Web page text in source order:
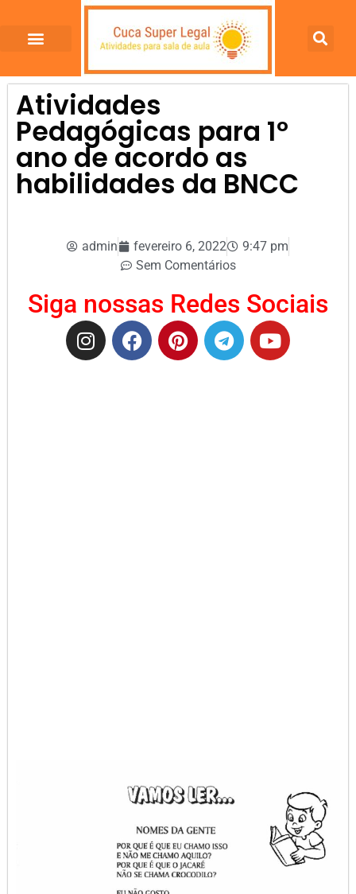
Atividades
Pedagógicas para 1º
ano de acordo as
habilidades da BNCC
admin fevereiro 6, 2022
9:47 pm
Sem Comentários
Siga nossas Redes Sociais